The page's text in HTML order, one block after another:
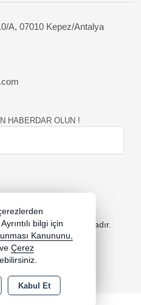
A, 07010 Kepez/Antalya
HABERDAR OLUN !
Tüm hakları saklıdır.
ile korunmaktadır.
bilgi için
Kanununu,
ve Çerez
Kabul Et